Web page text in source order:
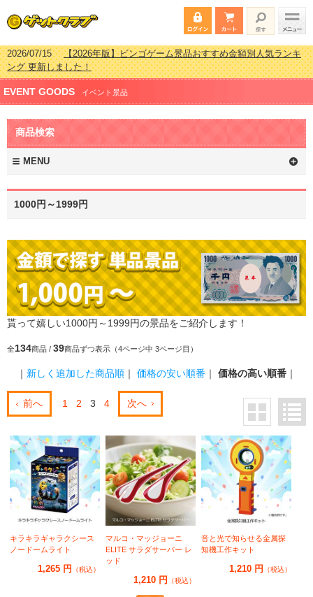
2026/07/15【2026年版】ビンゴゲーム景品おすすめ金額別人気ランキ
ング 更新しました！
2026/04/03【2026年版】ゴルフコンペ景品 3000円未満［2000円～
2999円編］もらってうれしい人気ラ…
2026/02/16【2026年版】結婚式の二次会で貰って嬉しい景品とは？ 更
新しました！
2026/02/03
2999円編］もらってうれしい人気ラ…
EVENT GOODS イベント景品
商品検索
MENU
1000円～1999円
貰って嬉しい1000円～1999円の景品をご紹介します！
全134商品 / 39商品ずつ表示（4ページ中 3ページ目）
｜ 新しく追加した商品順 ｜ 価格の安い順番 ｜ 価格の高い順番 ｜
前へ 1 2 3 4 次へ
キラキラギャラクシース
ノードームライト
1,265 円 （税込）
マルコ・マッジョーニ
ELITE サラダサーバー レ
ッド
1,210 円 （税込）
音と光で知らせる金属探
知機工作キット
1,210 円 （税込）